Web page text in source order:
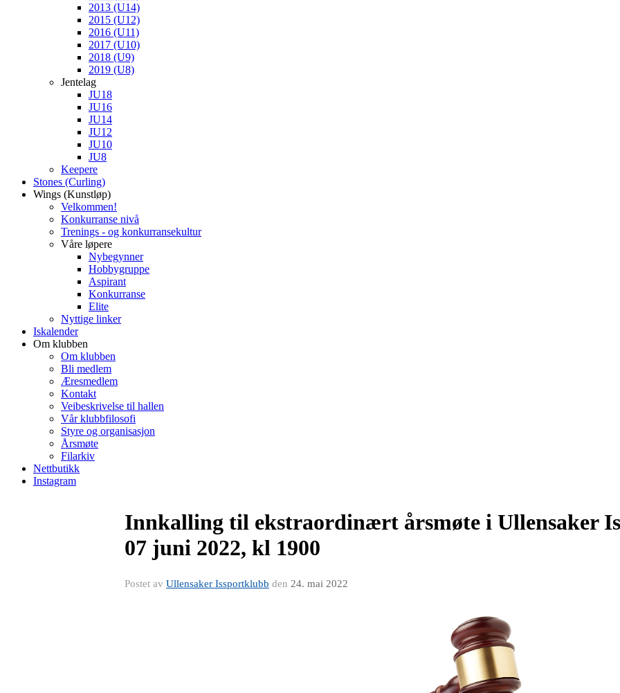
2013 (U14)
2015 (U12)
2016 (U11)
2017 (U10)
2018 (U9)
2019 (U8)
Jentelag
JU18
JU16
JU14
JU12
JU10
JU8
Keepere
Stones (Curling)
Wings (Kunstløp)
Velkommen!
Konkurranse nivå
Trenings - og konkurransekultur
Våre løpere
Nybegynner
Hobbygruppe
Aspirant
Konkurranse
Elite
Nyttige linker
Iskalender
Om klubben
Om klubben
Bli medlem
Æresmedlem
Kontakt
Veibeskrivelse til hallen
Vår klubbfilosofi
Styre og organisasjon
Årsmøte
Filarkiv
Nettbutikk
Instagram
Innkalling til ekstraordinært årsmøte i Ullensaker
07 juni 2022, kl 1900
Postet av Ullensaker Issportklubb den 24. mai 2022